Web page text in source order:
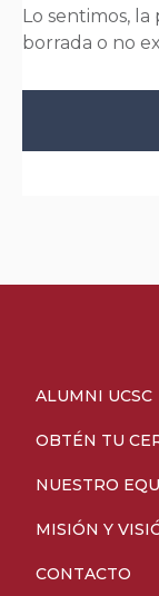
Lo sentimos,
borrada o no
ALUMNI UCSC
OBTÉN TU
NUESTRO
MISIÓN Y
CONTACTO